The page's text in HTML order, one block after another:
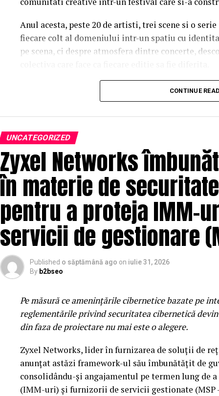
Anul acesta, peste 20 de artisti, trei scene si o
fiecare colt al domeniului intr-un spatiu cu
pe scena, ci despre atmosfera dintre concerte,
Trei scene. Trei universuri. Un singur
sensibilitatea lui Charlotte Cardin si vibe-ul
propune un line-up construit pentru momente
Lor li se alatura si nume precum DE’WAYNE,
interesante voci ale muzicii contemporane,
Sunset Stage by ING x VISAeste spatiul dedicat
inainte ca aceasta sa ajunga in mainstream.
experimentale coexista intr-un line-up care pune
pe directiile in care se indreapta muzica
fenomenul alternativ al noii generatii, dar si
ul napolitan Nu Genea.
spectaculoase experiente ale festivalului. Creat
functioneaza ca un club imersiv inspirat de
’70. Fatade neon, instalatii vizuale, electronica,
si Hong Kong Cafe. Aici ii veti gasi pe britanicii
Honeymoon, precum si reprezentanti ai scenei
Dupa concerte incepe o alta poveste
CONTINUE
UNCATEGORIZED
Zyxel Networks
în materie de
pentru a proteja IMM-
servicii de gestionare
Published o săptămână ago on iulie 31, 2026
By b2bseo
Pe măsură ce amenințările cibernetice bazate pe
reglementările privind securitatea cibernetică
din faza de proiectare nu mai este o alegere.
Zyxel Networks, lider în furnizarea de soluții de
anunțat astăzi framework-ul său îmbunătățit de
consolidându-și angajamentul pe termen lung
(IMM-uri) și furnizorii de servicii gestionate (MSP